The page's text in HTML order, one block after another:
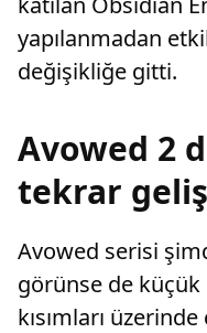
yapılanmadan
değişikliğe gitti.
Avowed 2
tekrar
Avowed serisi
görünse de
kısımları